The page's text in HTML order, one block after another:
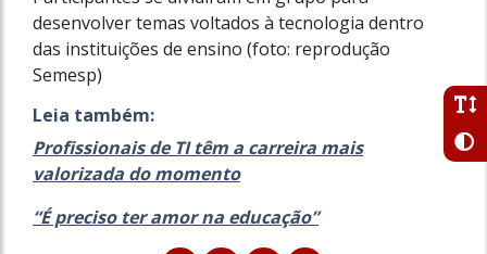
desenvolver temas voltados à tecnologia dentro
das instituições de ensino (foto: reprodução
Semesp)
Leia também:
Profissionais de TI têm a carreira mais
valorizada do momento
“É preciso ter amor na educação”